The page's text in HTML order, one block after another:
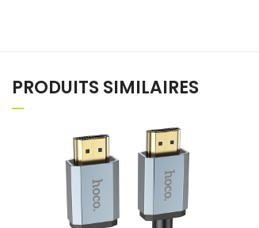
PRODUITS SIMILAIRES